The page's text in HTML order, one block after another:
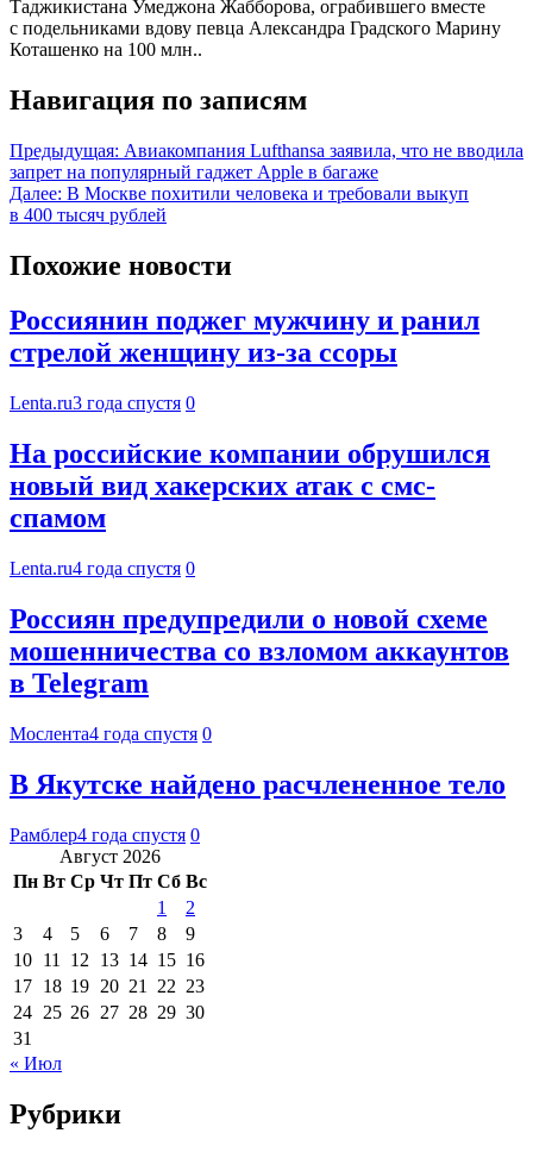
Таджикистана Умеджона Жабборова, ограбившего вместе
с подельниками вдову певца Александра Градского Марину
Коташенко на 100 млн..
Навигация по записям
Предыдущая: Авиакомпания Lufthansa заявила, что не вводила
запрет на популярный гаджет Apple в багаже
Далее: В Москве похитили человека и требовали выкуп
в 400 тысяч рублей
Похожие новости
Россиянин поджег мужчину и ранил
стрелой женщину из-за ссоры
Lenta.ru3 года спустя 0
На российские компании обрушился
новый вид хакерских атак с смс-
спамом
Lenta.ru4 года спустя 0
Россиян предупредили о новой схеме
мошенничества со взломом аккаунтов
в Telegram
Мослента4 года спустя 0
В Якутске найдено расчлененное тело
Рамблер4 года спустя 0
Август 2026
Пн Вт Ср Чт Пт Сб Вс
1
2
3
4 5 6 7 8
9
10 11 12 13 14 15 16
17 18 19 20 21 22 23
24 25 26 27 28 29 30
31
« Июл
Рубрики